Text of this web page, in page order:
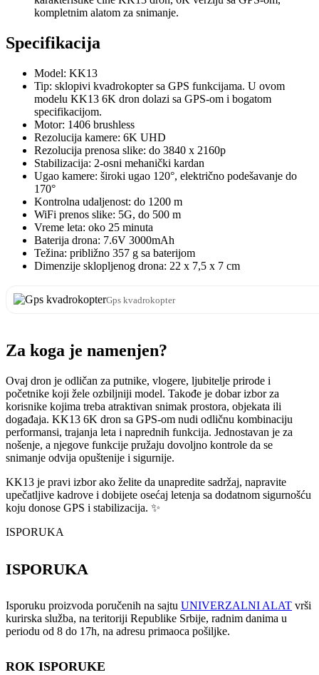
kompletnim alatom za snimanje.
Specifikacija
Model: KK13
Tip: sklopivi kvadrokopter sa GPS funkcijama. U ovom
modelu KK13 6K dron dolazi sa GPS-om i bogatom
specifikacijom.
Motor: 1406 brushless
Rezolucija kamere: 6K UHD
Rezolucija prenosa slike: do 3840 x 2160p
Stabilizacija: 2-osni mehanički kardan
Ugao kamere: široki ugao 120°, električno podešavanje do
170°
Kontrolna udaljenost: do 1200 m
WiFi prenos slike: 5G, do 500 m
Vreme leta: oko 25 minuta
Baterija drona: 7.6V 3000mAh
Težina: približno 357 g sa baterijom
Dimenzije sklopljenog drona: 22 x 7,5 x 7 cm
Gps kvadrokopter
Za koga je namenjen?
Ovaj dron je odličan za putnike, vlogere, ljubitelje prirode i
početnike koji žele ozbiljniji model. Takođe je dobar izbor za
korisnike kojima treba atraktivan snimak prostora, objekata ili
događaja. KK13 6K dron sa GPS-om nudi odličnu kombinaciju
performansi, trajanja leta i naprednih funkcija. Jednostavan je za
nošenje, a njegove funkcije pružaju dovoljno kontrole da se
snimanje odvija opuštenije i sigurnije.
KK13 je pravi izbor ako želite da unapredite sadržaj, napravite
upečatljive kadrove i dobijete osećaj letenja sa dodatnom sigurnošću
koju donose GPS i stabilizacija. ✨
ISPORUKA
ISPORUKA
Isporuku proizvoda poručenih na sajtu UNIVERZALNI ALAT vrši
kurirska služba, na teritoriji Republike Srbije, radnim danima u
periodu od 8 do 17h, na adresu primaoca pošiljke.
ROK ISPORUKE